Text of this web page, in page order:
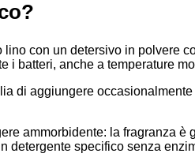
con un detersivo in polvere
i batteri, anche a temperature
di aggiungere
ammorbidente: la fragranza
detergente specifico senza